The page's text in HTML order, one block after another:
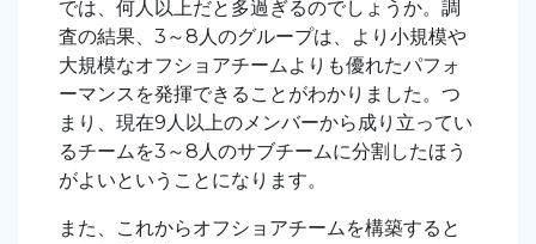
では、何人以上だと多過ぎるのでしょうか。調
査の結果、3～8人のグループは、より小規模や
大規模なオフショアチームよりも優れたパフォ
ーマンスを発揮できることがわかりました。つ
まり、現在9人以上のメンバーから成り立ってい
るチームを3～8人のサブチームに分割したほう
がよいということになります。
また、これからオフショアチームを構築すると